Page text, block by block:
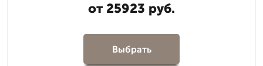
от 25923 руб.
Выбрать